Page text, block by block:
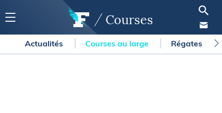
Courses
Actualités Courses au large Régates